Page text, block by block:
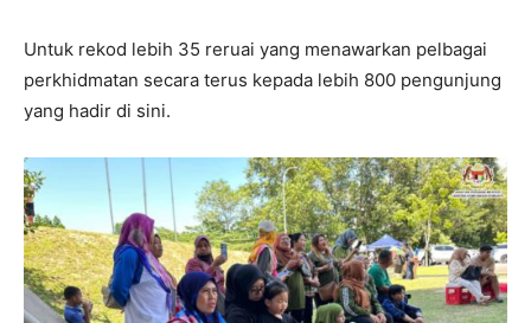
Untuk rekod lebih 35 reruai yang menawarkan pelbagai
perkhidmatan secara terus kepada lebih 800 pengunjung
yang hadir di sini.